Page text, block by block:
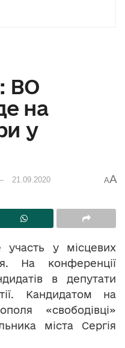
ВО
на
у
21.09.2020 AA
у місцевих
На конференції
в депутати
Кандидатом на
«свободівці»
міста Сергія